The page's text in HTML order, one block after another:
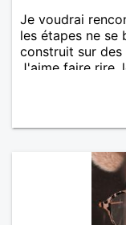
Je voudrai
les étapes ne se
construit sur des
J'aime faire rire,
historiques,
cuisiner... Le
ce qui cache
belles choses.